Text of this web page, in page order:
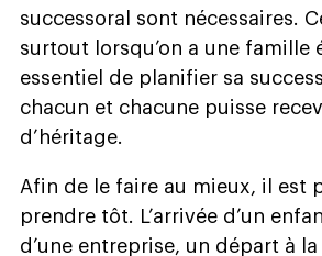
successoral sont nécessaires.
surtout lorsqu’on a une famille
essentiel de planifier sa
chacun et chacune puisse
d’héritage.
Afin de le faire au mieux, il est
prendre tôt. L’arrivée d’un
d’une entreprise, un départ à